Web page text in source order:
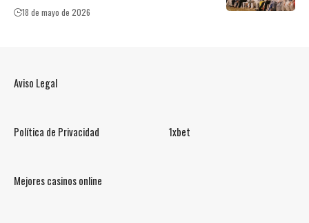
18 de mayo de 2026
Aviso Legal
Política de Privacidad 1xbet
Mejores casinos online